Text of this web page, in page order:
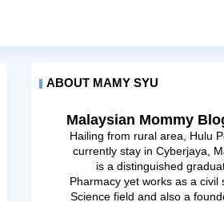
ABOUT MAMY SYU
Malaysian Mommy
Hailing from rural area, Hulu
currently stay in Cyberjaya,
is a distinguished
Pharmacy yet works as a civil
Science field and also a